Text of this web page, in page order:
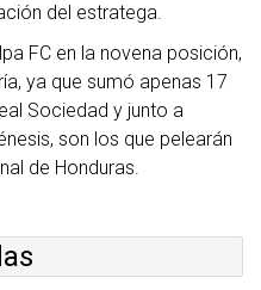
del estratega.
FC en la novena posición,
ya que sumó apenas 17
Sociedad y junto a
son los que pelearán
de Honduras.